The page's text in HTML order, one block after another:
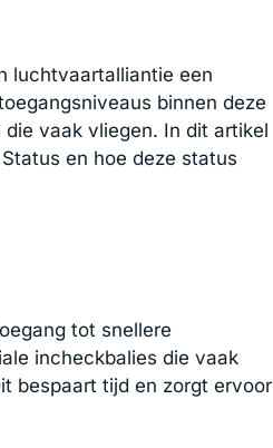
luchtvaartalliantie een
binnen deze
vaak vliegen. In dit artikel
en hoe deze status
tot snellere
incheckbalies die vaak
bespaart tijd en zorgt ervoor